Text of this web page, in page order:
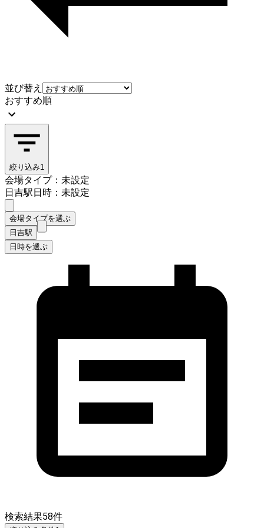
並び替え
おすすめ順
絞り込み1
会場タイプ：未設定
日吉駅日時：未設定
会場タイプを選ぶ
日吉駅
日時を選ぶ
検索結果58件